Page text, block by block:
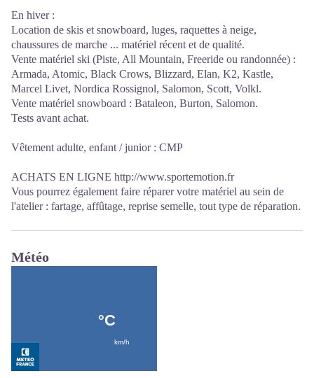
En hiver :
Location de skis et snowboard, luges, raquettes à neige,
chaussures de marche ... matériel récent et de qualité.
Vente matériel ski (Piste, All Mountain, Freeride ou randonnée) :
Armada, Atomic, Black Crows, Blizzard, Elan, K2, Kastle,
Marcel Livet, Nordica Rossignol, Salomon, Scott, Volkl.
Vente matériel snowboard : Bataleon, Burton, Salomon.
Tests avant achat.
Vêtement adulte, enfant / junior : CMP
ACHATS EN LIGNE http://www.sportemotion.fr
Vous pourrez également faire réparer votre matériel au sein de
l'atelier : fartage, affûtage, reprise semelle, tout type de réparation.
Météo